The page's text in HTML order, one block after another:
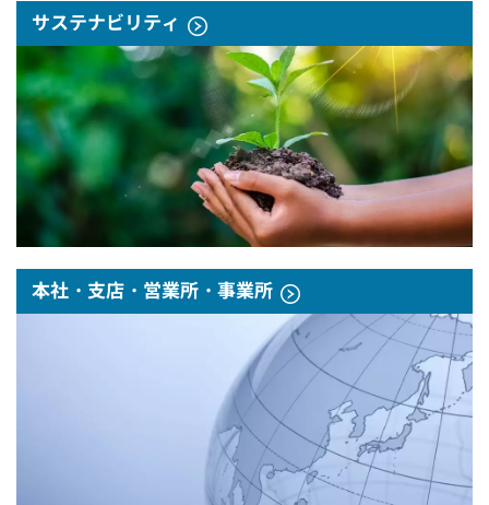
サステナビリティ
本社・支店・営業所・事業所